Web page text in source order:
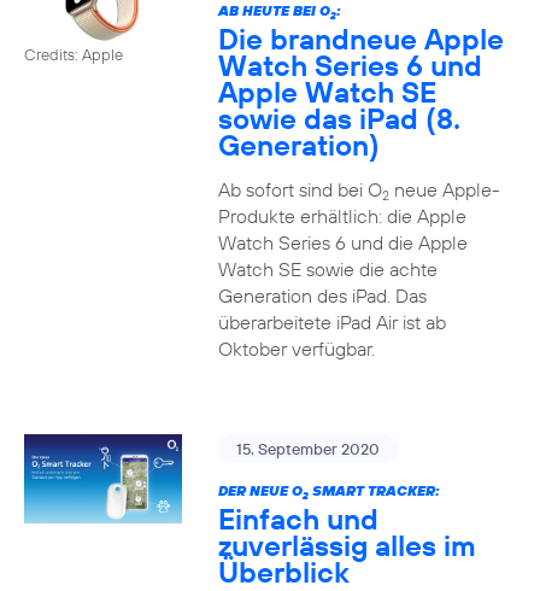
Credits: Apple
AB HEUTE BEI O2:
Die brandneue Apple
Watch Series 6 und
Apple Watch SE
sowie das iPad (8.
Generation)
Ab sofort sind bei O2neue Apple-
Produkte erhältlich: die Apple
Watch Series 6 und die Apple
Watch SE sowie die achte
Generation des iPad. Das
überarbeitete iPad Air ist ab
Oktober verfügbar.
15. September 2020
DER NEUE O2SMART TRACKER:
Einfach und
zuverlässig alles im
Überblick